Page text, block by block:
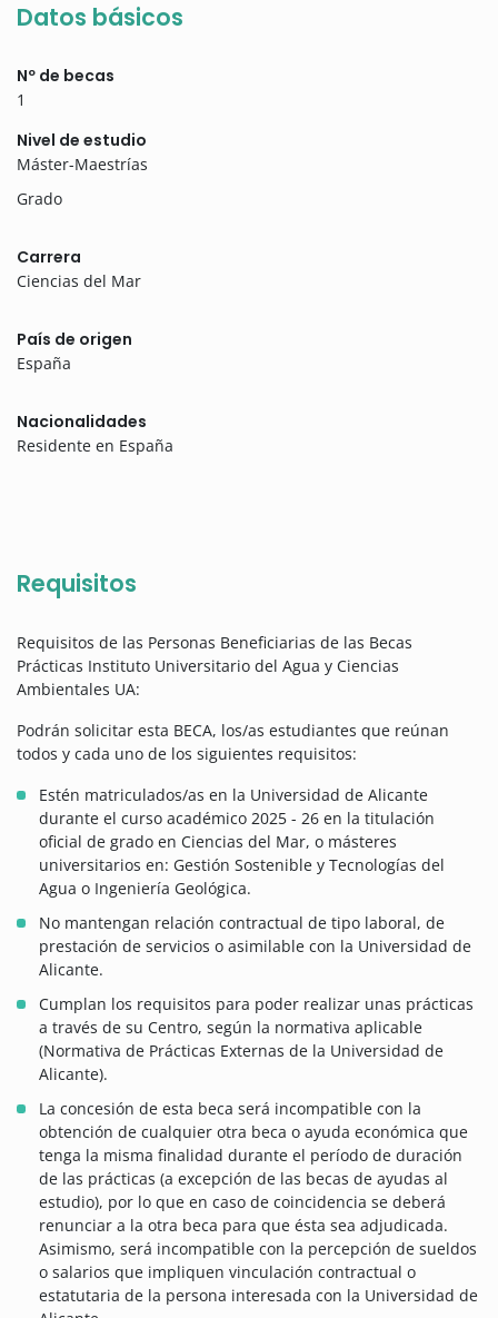
Datos básicos
Nº de becas
1
Nivel de estudio
Máster-Maestrías
Grado
Carrera
Ciencias del Mar
País de origen
España
Nacionalidades
Residente en España
Requisitos
Requisitos de las Personas Beneficiarias de las Becas
Prácticas Instituto Universitario del Agua y Ciencias
Ambientales UA:
Podrán solicitar esta BECA, los/as estudiantes que reúnan
todos y cada uno de los siguientes requisitos:
Estén matriculados/as en la Universidad de Alicante
durante el curso académico 2025 - 26 en la titulación
oficial de grado en Ciencias del Mar, o másteres
universitarios en: Gestión Sostenible y Tecnologías del
Agua o Ingeniería Geológica.
No mantengan relación contractual de tipo laboral, de
prestación de servicios o asimilable con la Universidad de
Alicante.
Cumplan los requisitos para poder realizar unas prácticas
a través de su Centro, según la normativa aplicable
(Normativa de Prácticas Externas de la Universidad de
Alicante).
La concesión de esta beca será incompatible con la
obtención de cualquier otra beca o ayuda económica que
tenga la misma finalidad durante el período de duración
de las prácticas (a excepción de las becas de ayudas al
estudio), por lo que en caso de coincidencia se deberá
renunciar a la otra beca para que ésta sea adjudicada.
Asimismo, será incompatible con la percepción de sueldos
o salarios que impliquen vinculación contractual o
estatutaria de la persona interesada con la Universidad de